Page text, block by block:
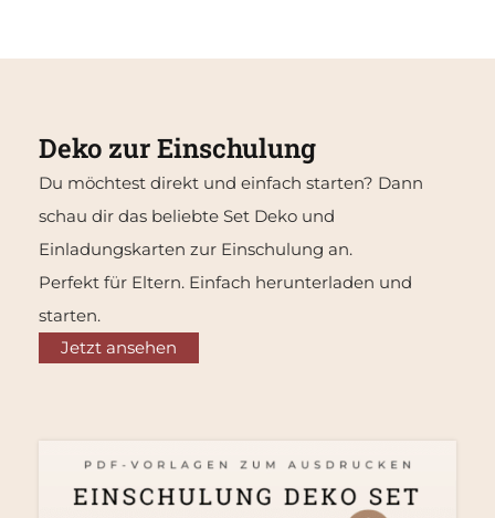
Deko zur Einschulung
Du möchtest direkt und einfach starten? Dann
schau dir das beliebte Set Deko und
Einladungskarten zur Einschulung an.
Perfekt für Eltern. Einfach herunterladen und
starten.
Jetzt ansehen